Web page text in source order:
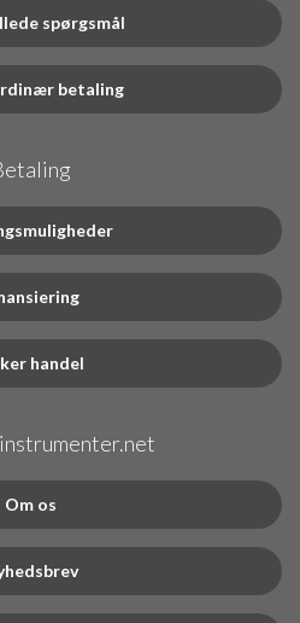
spørgsmål
betaling
handel
Om os